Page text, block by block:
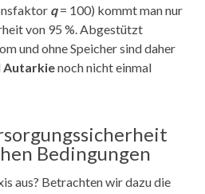
q= 100) kommt man nur
von 95 %. Abgestützt
und ohne Speicher sind daher
Autarkienoch nicht einmal
Bedingungen
aus? Betrachten wir dazu die